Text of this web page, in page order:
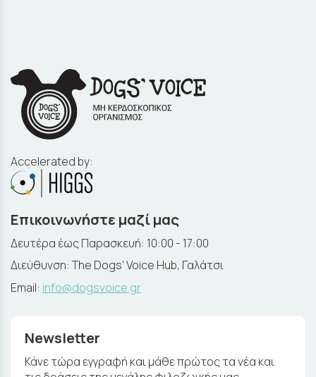
Accelerated by:
Επικοινωνήστε μαζί μας
Δευτέρα έως Παρασκευή: 10:00 - 17:00
Διεύθυνση: The Dogs' Voice Hub, Γαλάτσι
Email: info@dogsvoice.gr
Newsletter
Κάνε τώρα εγγραφή και μάθε πρώτος τα νέα και